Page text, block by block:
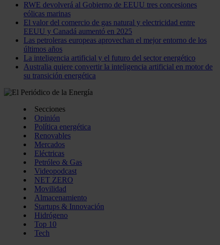
RWE devolverá al Gobierno de EEUU tres concesiones
eólicas marinas
El valor del comercio de gas natural y electricidad entre
EEUU y Canadá aumentó en 2025
Las petroleras europeas aprovechan el mejor entorno de los
últimos años
La inteligencia artificial y el futuro del sector energético
Australia quiere convertir la inteligencia artificial en motor de
su transición energética
Secciones
Opinión
Política energética
Renovables
Mercados
Eléctricas
Petróleo & Gas
Videopodcast
NET ZERO
Movilidad
Almacenamiento
Startups & Innovación
Hidrógeno
Top 10
Tech